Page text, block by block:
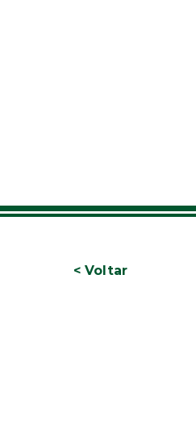
< Voltar